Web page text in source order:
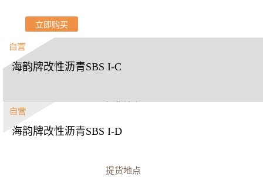
立即购买
海韵牌改性沥青SBS I-C
京博石化厂区
海韵牌改性沥青SBS I-D
提货地点